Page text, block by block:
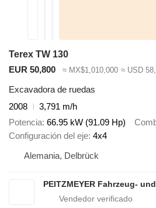
Terex TW 130
EUR 50,800
≈ MX$1,010,000 ≈ USD
Excavadora de ruedas
2008
3,791 m/h
Potencia 66.95 kW (91.09 Hp)
Configuración del eje 4x4
Alemania, Delbrück
PEITZMEYER Fahrzeug-